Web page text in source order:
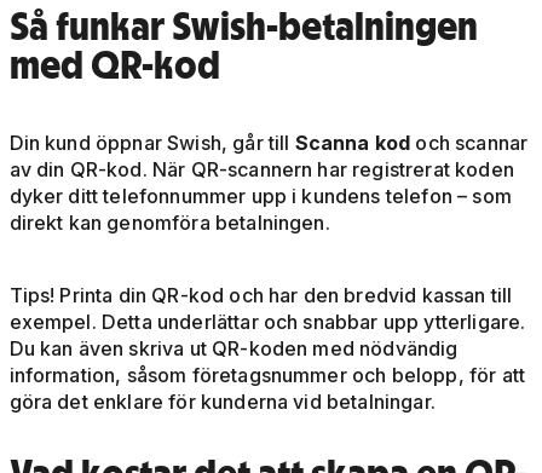
Så funkar Swish-betalningen
med QR-kod
Din kund öppnar Swish, går till Scanna kod och scannar
av din QR-kod. När QR-scannern har registrerat koden
dyker ditt telefonnummer upp i kundens telefon – som
direkt kan genomföra betalningen.
Tips! Printa din QR-kod och har den bredvid kassan till
exempel. Detta underlättar och snabbar upp ytterligare.
Du kan även skriva ut QR-koden med nödvändig
information, såsom företagsnummer och belopp, för att
göra det enklare för kunderna vid betalningar.